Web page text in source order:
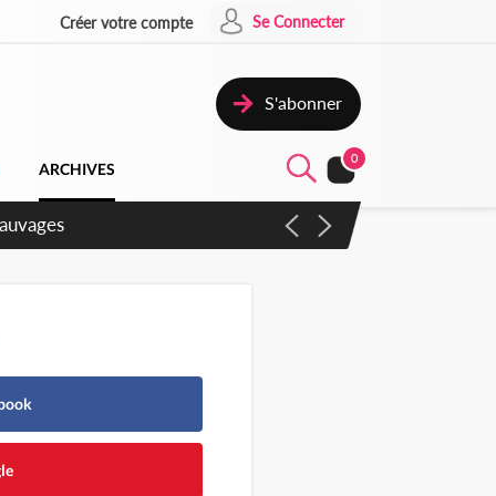
Créer votre compte Se Connecter
S'abonner
ARCHIVES
0